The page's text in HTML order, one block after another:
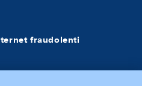
fraudolenti